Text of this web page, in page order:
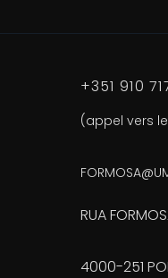
+351 910
(appel vers
RUA
4000-251